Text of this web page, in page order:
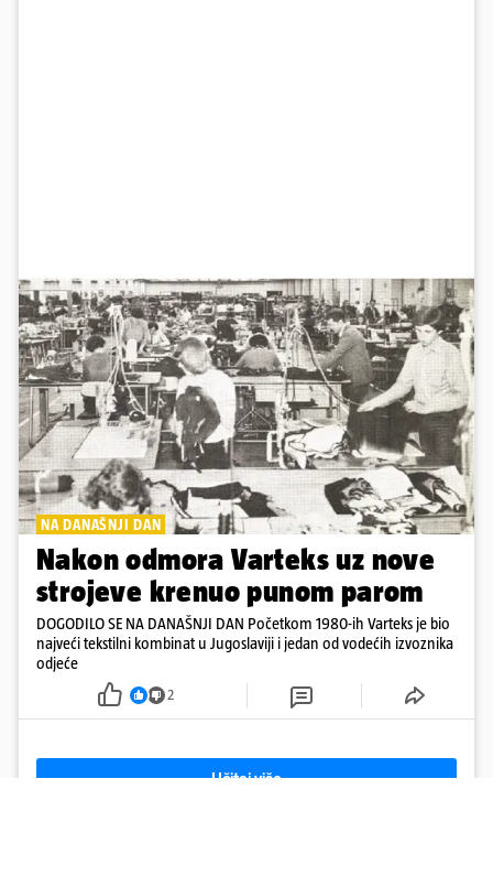
NA DANAŠNJI DAN
Nakon odmora Varteks uz nove
strojeve krenuo punom parom
DOGODILO SE NA DANAŠNJI DAN Početkom 1980-ih Varteks je bio
najveći tekstilni kombinat u Jugoslaviji i jedan od vodećih izvoznika
odjeće
2
Učitaj više